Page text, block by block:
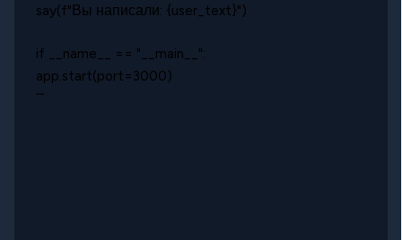
say(f"Вы написали: {user_text}")
if __name__ == "__main__":
app.start(port=3000)
```